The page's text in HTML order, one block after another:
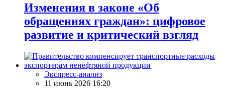
Изменения в законе «Об
обращениях граждан»: цифровое
развитие и критический взгляд
Экспресс-анализ
11 июнь 2026 16:20